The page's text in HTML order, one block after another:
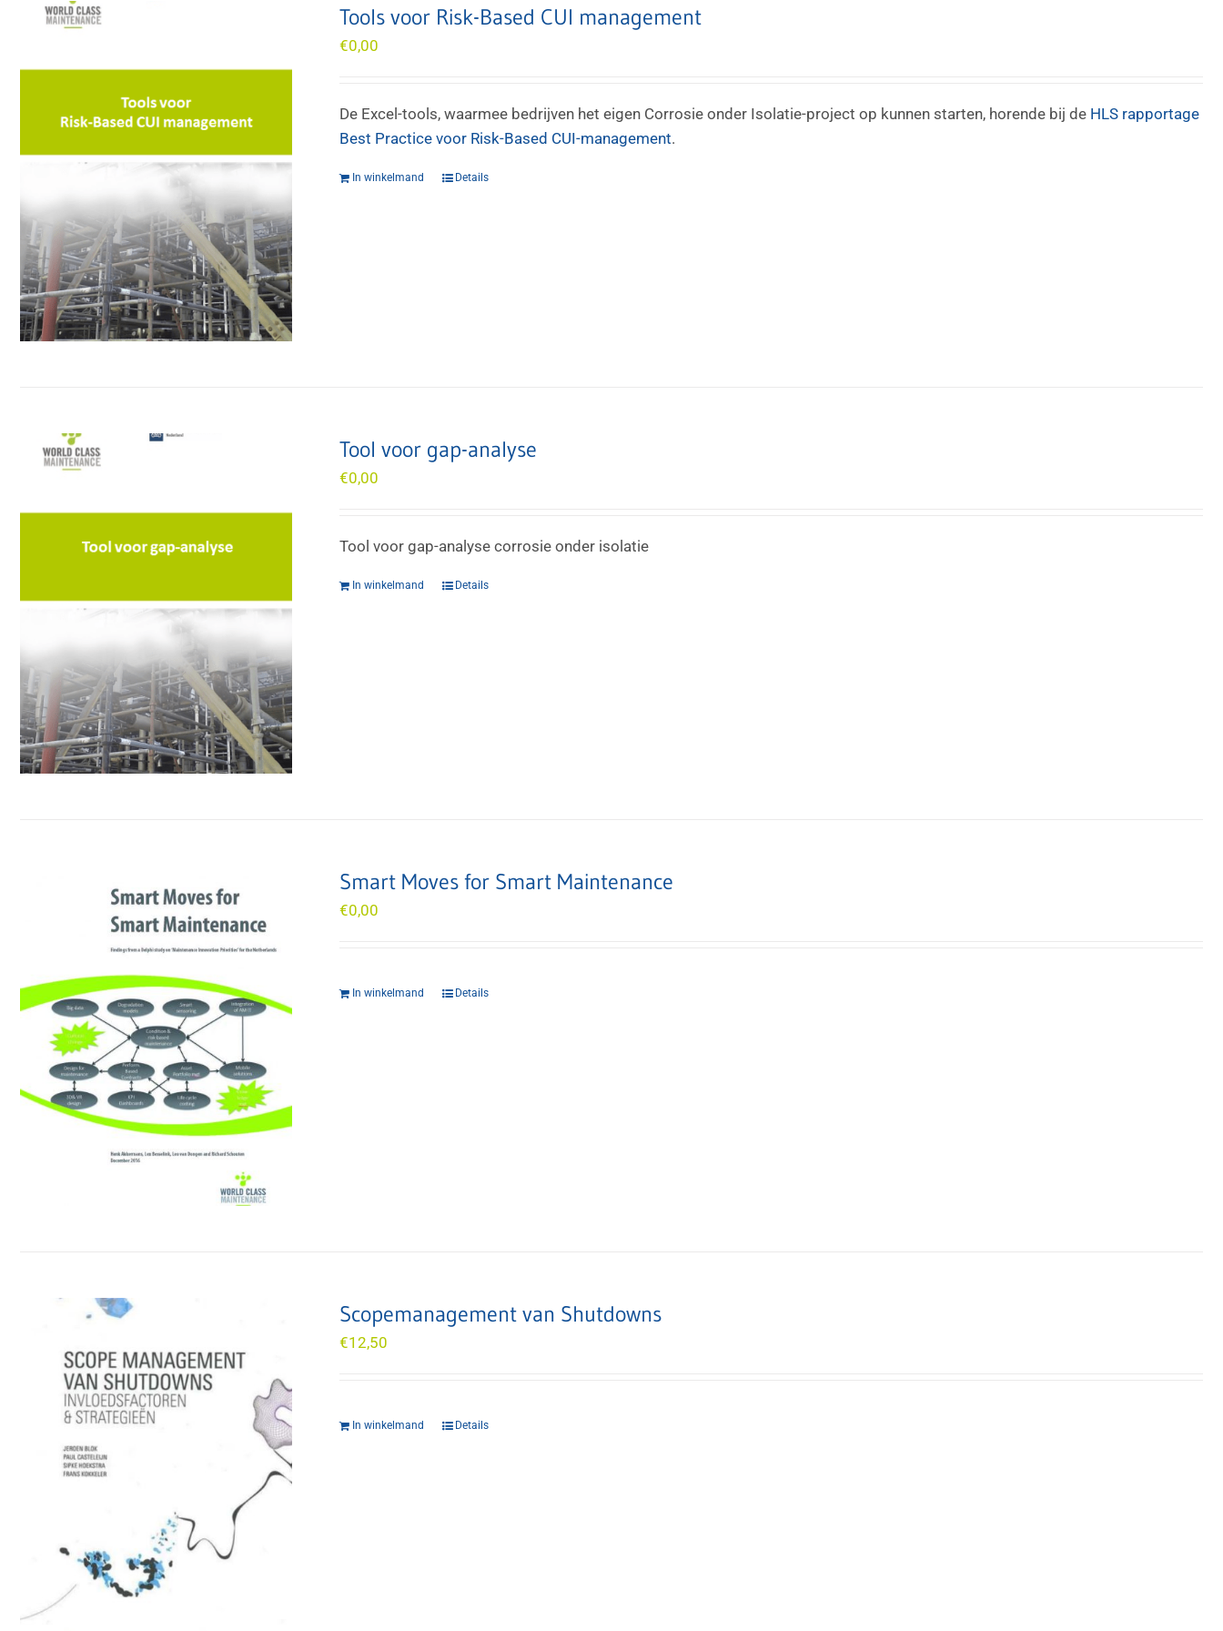
Tools voor Risk-Based CUI management
€0,00
De Excel-tools, waarmee bedrijven het eigen Corrosie onder Isolatie-project op kunnen starten, horende bij de HLS rapportage
Best Practice voor Risk-Based CUI-management.
In winkelmand Details
Tool voor gap-analyse
€0,00
Tool voor gap-analyse corrosie onder isolatie
In winkelmand Details
Smart Moves for Smart Maintenance
€0,00
In winkelmand Details
Scopemanagement van Shutdowns
€12,50
In winkelmand Details